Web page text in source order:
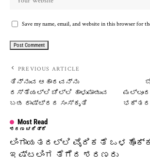
Save my name, email, and website in this browser for
PREVIOUS ARTICLE
ತಿನ್ನುವ ಆಹಾರವನ್ನು
ರಸ್ತೆಯಲ್ಲಿ ಚೆಲ್ಲಿ ಹಾಳುಮಾಡುವ
ಬಡ ರಾಷ್ಟ್ರದ ಸಂಸ್ಕೃತಿ
ಭಕ್ತರ
Most Read
ಶರಣ ಚರಿತ್ರೆ
ಲಿಂಗಾಯತದಲ್ಲಿ ವೈದಿಕತೆ
ಇಷ್ಟಲಿಂಗ ತೆಗೆದ ಶರಣರು